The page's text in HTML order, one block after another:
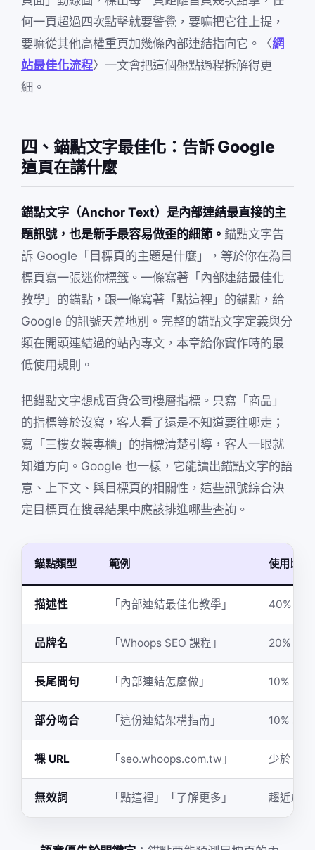
何一頁超過四次點擊就要警覺，要嘛把它往上提，
要嘛從其他高權重頁加幾條內部連結指向它。〈網
站最佳化流程〉一文會把這個盤點過程拆解得更
細。
四、錨點文字最佳化：告訴 Google
這頁在講什麼
錨點文字（Anchor Text）是內部連結最直接的主
題訊號，也是新手最容易做歪的細節。 錨點文字告
訴 Google「目標頁的主題是什麼」，等於你在為目
標頁寫一張迷你標籤。一條寫著「內部連結最佳化
教學」的錨點，跟一條寫著「點這裡」的錨點，給
Google 的訊號天差地別。完整的錨點文字定義與分
類在開頭連結過的站內專文，本章給你實作時的最
低使用規則。
把錨點文字想成百貨公司樓層指標。只寫「商品」
的指標等於沒寫，客人看了還是不知道要往哪走；
寫「三樓女裝專櫃」的指標清楚引導，客人一眼就
知道方向。Google 也一樣，它能讀出錨點文字的語
意、上下文、與目標頁的相關性，這些訊號綜合決
定目標頁在搜尋結果中應該排進哪些查詢。
錨點類型 範例 使用比例
描述性 「內部連結最佳化教學」 40% 到
品牌名 「Whoops SEO 課程」 20% 到
長尾問句 「內部連結怎麼做」 10% 到
部分吻合 「這份連結架構指南」 10% 以內
裸 URL 「seo.whoops.com.tw」 少於 5%
無效詞 「點這裡」「了解更多」 趨近於零